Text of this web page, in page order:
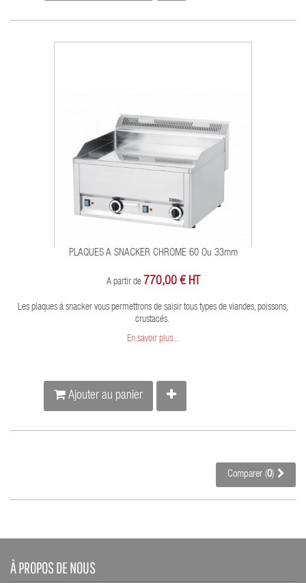
PLAQUES A SNACKER CHROME 60 Ou 33mm
A partir de 770,00 € HT
Les plaques à snacker vous permettrons de saisir tous types de viandes, poissons,
crustacés.
En savoir plus...
Ajouter au panier
Comparer (0)
À PROPOS DE NOUS